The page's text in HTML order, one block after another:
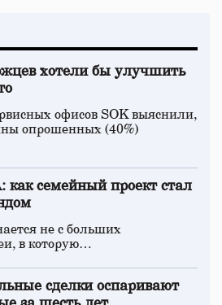
хотели бы улучшить
офисов SOK выяснили,
опрошенных (40%)
как семейный проект стал
не с больших
в которую…
сделки оспаривают